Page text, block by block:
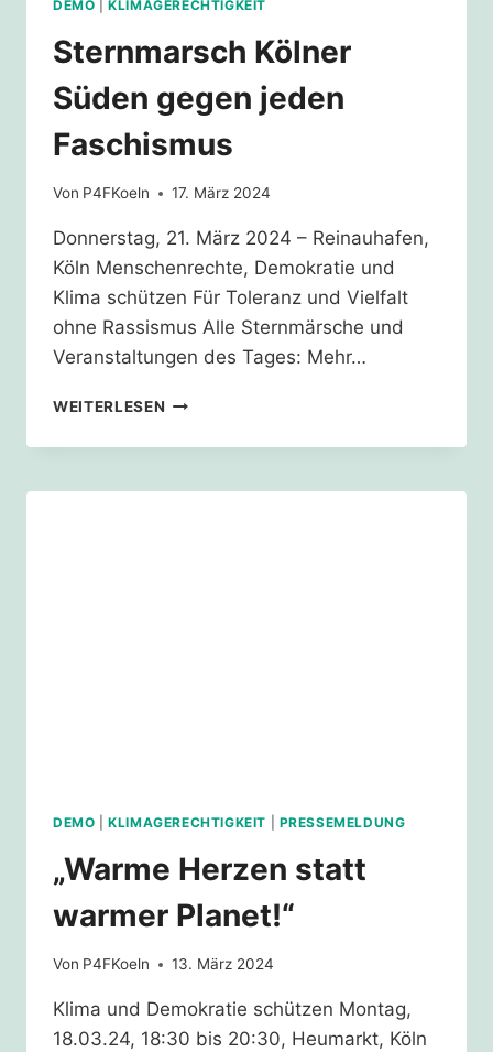
DEMO |KLIMAGERECHTIGKEIT
Sternmarsch Kölner
Süden gegen jeden
Faschismus
Von P4FKoeln 17. März 2024
Donnerstag, 21. März 2024 – Reinauhafen,
Köln Menschenrechte, Demokratie und
Klima schützen Für Toleranz und Vielfalt
ohne Rassismus Alle Sternmärsche und
Veranstaltungen des Tages: Mehr…
WEITERLESEN STERNMARSCH
SÜDEN
JEDEN
DEMO |KLIMAGERECHTIGKEIT PRESSEMELDUNG
„Warme Herzen statt
warmer Planet!“
Von P4FKoeln 13. März 2024
Klima und Demokratie schützen Montag,
18.03.24, 18:30 bis 20:30, Heumarkt, Köln